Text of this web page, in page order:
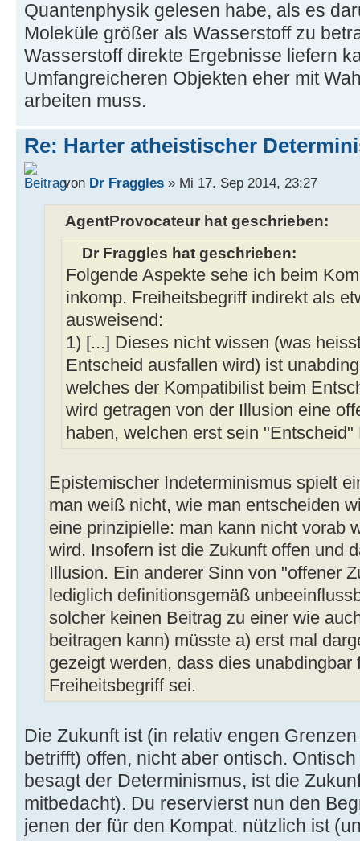
Quantenphysik gelesen habe, als es
Moleküle größer als Wasserstoff zu
Wasserstoff direkte Ergebnisse liefern
Umfangreicheren Objekten eher mit
arbeiten muss.
Re: Harter atheistischer
von Dr Fraggles » Mi 17. Sep 2014, 23:27
AgentProvocateur hat geschrieben:
Dr Fraggles hat geschrieben:
Folgende Aspekte sehe ich beim
inkomp. Freiheitsbegriff indirekt als
ausweisend:
1) [...] Dieses nicht wissen (was
Entscheid ausfallen wird) ist
welches der Kompatibilist beim
wird getragen von der Illusion eine
haben, welchen erst sein
Epistemischer Indeterminismus spielt
man weiß nicht, wie man entscheiden
eine prinzipielle: man kann nicht vorab
wird. Insofern ist die Zukunft offen und
Illusion. Ein anderer Sinn von "offener
lediglich definitionsgemäß
solcher keinen Beitrag zu einer wie
beitragen kann) müsste a) erst mal
gezeigt werden, dass dies unabdingbar
Freiheitsbegriff sei.
Die Zukunft ist (in relativ engen
betrifft) offen, nicht aber ontisch.
besagt der Determinismus, ist die
mitbedacht). Du reservierst nun den
jenen der für den Kompat. nützlich ist